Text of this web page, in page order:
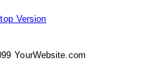
Version
YourWebsite.com